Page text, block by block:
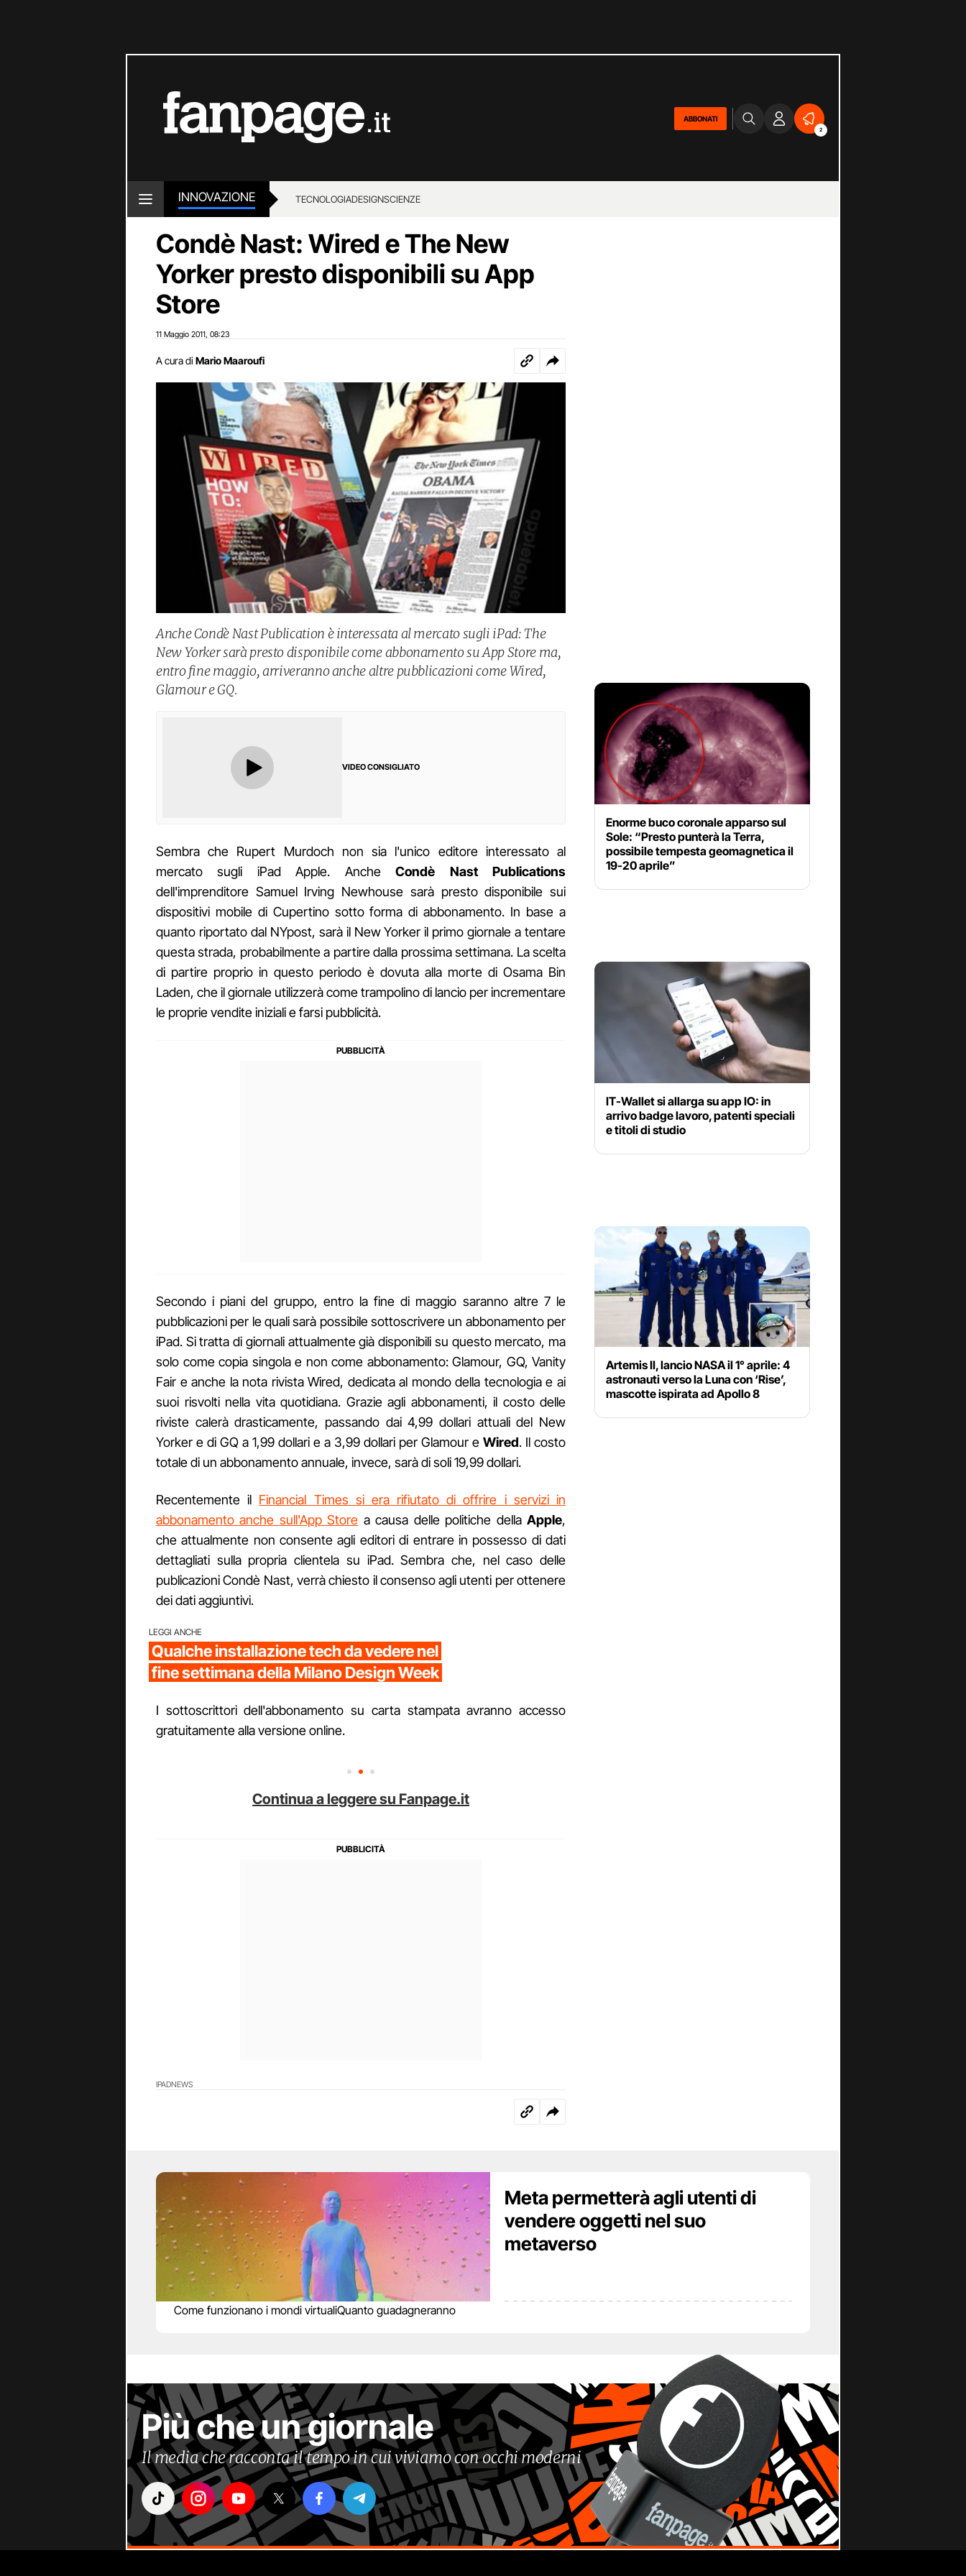
ABBONATI
2
INNOVAZIONE TECNOLOGIADESIGNSCIENZE
Condè Nast: Wired e The New
Yorker presto disponibili su App
Store
11 Maggio 2011 08:23
A cura di Mario Maaroufi
Anche Condè Nast Publication è interessata al mercato sugli iPad: The
New Yorker sarà presto disponibile come abbonamento su App Store ma,
entro fine maggio, arriveranno anche altre pubblicazioni come Wired,
Glamour e GQ.
VIDEO CONSIGLIATO
Sembra che Rupert Murdoch non sia l'unico editore interessato al
mercato sugli iPad Apple. AncheCondè Nast Publications
dell'imprenditore Samuel Irving Newhouse sarà presto disponibile sui
dispositivi mobile di Cupertino sotto forma di abbonamento. In base a
quanto riportato dal NYpost, sarà il New Yorker il primo giornale a tentare
questa strada, probabilmente a partire dalla prossima settimana. La scelta
di partire proprio in questo periodo è dovuta alla morte di Osama Bin
Laden, che il giornale utilizzerà come trampolino di lancio per incrementare
le proprie vendite iniziali e farsi pubblicità.
Secondo i piani del gruppo, entro la fine di maggio saranno altre 7 le
pubblicazioni per le quali sarà possibile sottoscrivere un abbonamento per
iPad. Si tratta di giornali attualmente già disponibili su questo mercato, ma
solo come copia singola e non come abbonamento: Glamour, GQ, Vanity
Fair e anche la nota rivista Wired, dedicata al mondo della tecnologia e ai
suoi risvolti nella vita quotidiana. Grazie agli abbonamenti, il costo delle
riviste calerà drasticamente, passando dai 4,99 dollari attuali del New
Yorker e di GQ a 1,99 dollari e a 3,99 dollari per Glamour e Wired. Il costo
totale di un abbonamento annuale, invece, sarà di soli 19,99 dollari.
Recentemente il Financial Times si era rifiutato di offrire i servizi in
abbonamento anche sull'App Store a causa delle politiche dellaApple,
che attualmente non consente agli editori di entrare in possesso di dati
dettagliati sulla propria clientela su iPad. Sembra che, nel caso delle
publicazioni Condè Nast, verrà chiesto il consenso agli utenti per ottenere
dei dati aggiuntivi.
LEGGI ANCHE
Qualche installazione tech da vedere nel
fine settimana della Milano Design Week
I sottoscrittori dell'abbonamento su carta stampata avranno accesso
gratuitamente alla versione online.
Continua a leggere su Fanpage.it
IPADNEWS
Enorme buco coronale apparso sul
Sole: “Presto punterà la Terra,
possibile tempesta geomagnetica il
19-20 aprile”
IT-Wallet si allarga su app IO: in
arrivo badge lavoro, patenti speciali
e titoli di studio
Artemis II, lancio NASA il 1° aprile: 4
astronauti verso la Luna con ‘Rise’,
mascotte ispirata ad Apollo 8
Meta permetterà agli utenti di
vendere oggetti nel suo
metaverso
Come funzionano i mondi virtualiQuanto guadagneranno
Più che un giornale
Il media che racconta il tempo in cui viviamo con occhi moderni